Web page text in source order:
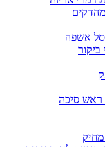
מהדקים
סל אשפה
ביקור
ראש סיכה
מחיק